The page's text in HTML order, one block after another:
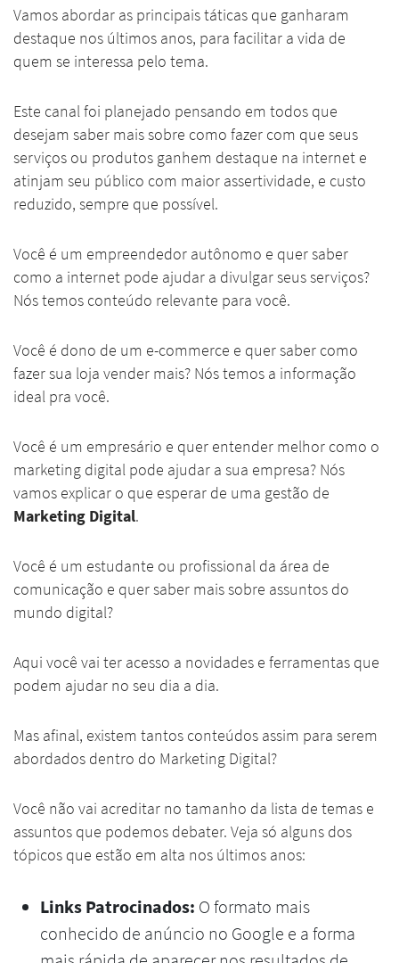
Vamos abordar as principais táticas que ganharam
destaque nos últimos anos, para facilitar a vida de
quem se interessa pelo tema.
Este canal foi planejado pensando em todos que
desejam saber mais sobre como fazer com que seus
serviços ou produtos ganhem destaque na internet e
atinjam seu público com maior assertividade, e custo
reduzido, sempre que possível.
Você é um empreendedor autônomo e quer saber
como a internet pode ajudar a divulgar seus serviços?
Nós temos conteúdo relevante para você.
Você é dono de um e-commerce e quer saber como
fazer sua loja vender mais? Nós temos a informação
ideal pra você.
Você é um empresário e quer entender melhor como o
marketing digital pode ajudar a sua empresa? Nós
vamos explicar o que esperar de uma gestão de
Marketing Digital.
Você é um estudante ou profissional da área de
comunicação e quer saber mais sobre assuntos do
mundo digital?
Aqui você vai ter acesso a novidades e ferramentas que
podem ajudar no seu dia a dia.
Mas afinal, existem tantos conteúdos assim para serem
abordados dentro do Marketing Digital?
Você não vai acreditar no tamanho da lista de temas e
assuntos que podemos debater. Veja só alguns dos
tópicos que estão em alta nos últimos anos:
Links Patrocinados: O formato mais
conhecido de anúncio no Google e a forma